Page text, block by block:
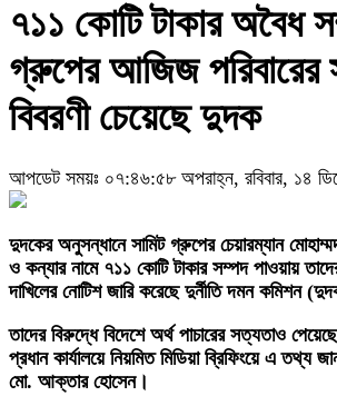
৭১১ কোটি টাকার অবৈধ
গ্রুপের আজিজ পরিবারের
বিবরণী চেয়েছে দুদক
আপডেট সময়ঃ ০৭:৪৬:৫৮ অপরাহ্ন, রবিবার, ১৪
দুদকের‎ অনুসন্ধানে সামিট গ্রুপের চেয়ারম্যান
ও কন্যার নামে ৭১১ কোটি টাকার সম্পদ পাওয়ায়
দাখিলের নোটিশ জারি করেছে দুর্নীতি দমন কমিশন
তাদের বিরুদ্ধে বিদেশে অর্থ পাচারের সত্যতাও
প্রধান কার্যালয়ে নিয়মিত মিডিয়া ব্রিফিংয়ে এ তথ্য
মো. আক্তার হোসেন।